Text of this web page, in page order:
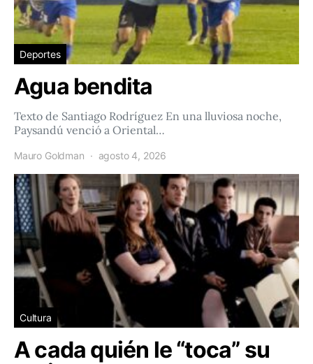
Deportes
Agua bendita
Texto de Santiago Rodríguez En una lluviosa noche,
Paysandú venció a Oriental…
Mauro Goldman agosto 4, 2026
Cultura
A cada quién le “toca” su